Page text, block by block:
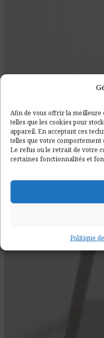
Afin de vous offrir la meilleure
telles que les cookies pour
appareil. En acceptant ces
telles que votre
Le refus ou le retrait de votre
certaines fonctionnalités et
Politique